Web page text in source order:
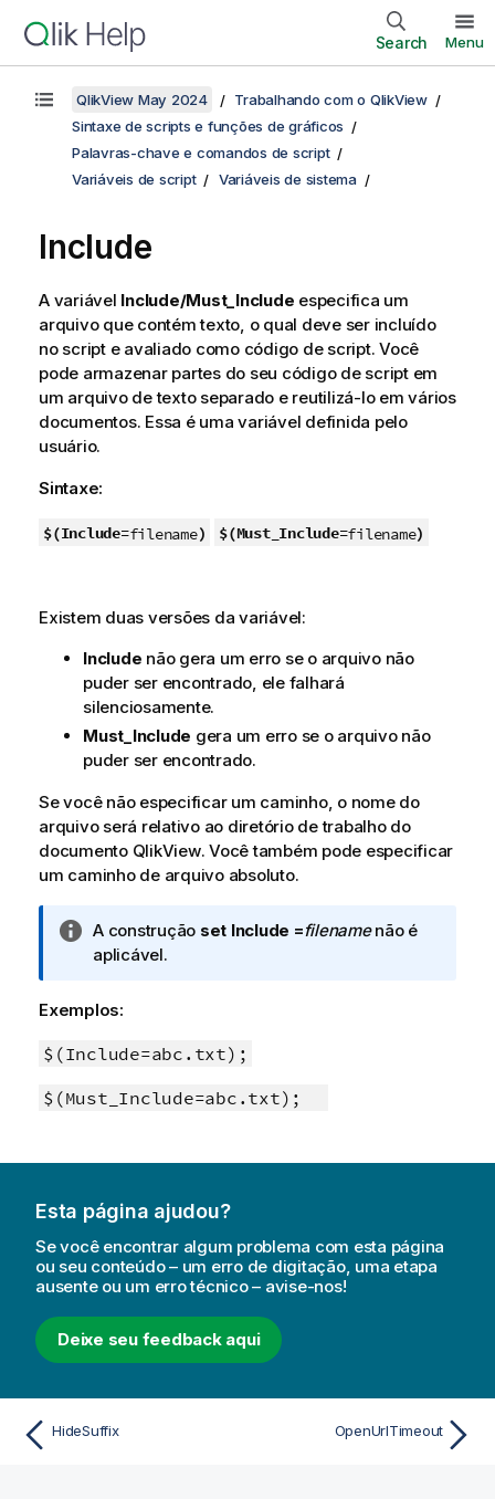
Search Menu
QlikView May 2024
Trabalhando com o QlikView
Sintaxe de scripts e funções de gráficos
Palavras-chave e comandos de script
Variáveis de script
Variáveis de sistema
Include
A variável Include/Must_Include especifica um
arquivo que contém texto, o qual deve ser incluído
no script e avaliado como código de script. Você
pode armazenar partes do seu código de script em
um arquivo de texto separado e reutilizá-lo em vários
documentos. Essa é uma variável definida pelo
usuário.
Sintaxe:
$(Include=filename) $(Must_Include=filename)
Existem duas versões da variável:
Include não gera um erro se o arquivo não
puder ser encontrado, ele falhará
silenciosamente.
Must_Include gera um erro se o arquivo não
puder ser encontrado.
Se você não especificar um caminho, o nome do
arquivo será relativo ao diretório de trabalho do
documento QlikView. Você também pode especificar
um caminho de arquivo absoluto.
N
o
a
n
o
i
v
a
A construção set Include =filenamenão é
aplicável.
Exemplos:
$(Include=abc.txt);
$(Must_Include=abc.txt);
Esta página ajudou?
Se você encontrar algum problema com esta página
ou seu conteúdo – um erro de digitação, uma etapa
ausente ou um erro técnico – avise-nos!
Deixe seu feedback aqui
HideSuffix OpenUrlTimeout